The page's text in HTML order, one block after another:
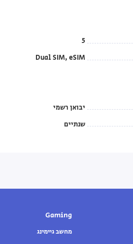
5
Dual SIM, eSIM
יבואן רשמי
שנתיים
Gaming
מחשב גיימינג